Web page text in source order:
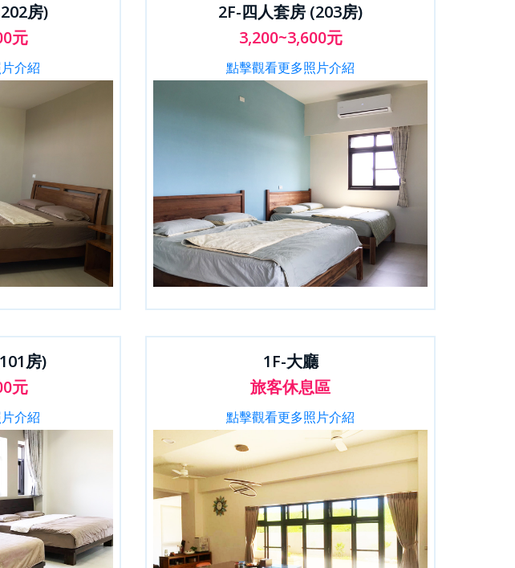
房)
元
介紹
2F-四人套房 (203房)
3,200~3,600元
點擊觀看更多照片介紹
房)
元
介紹
1F-大廳
旅客休息區
點擊觀看更多照片介紹